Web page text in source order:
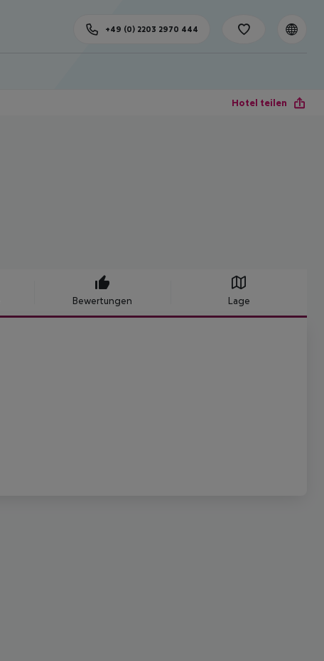
+49 (0) 2203 2970 444
Hotel teilen
Bewertungen Lage